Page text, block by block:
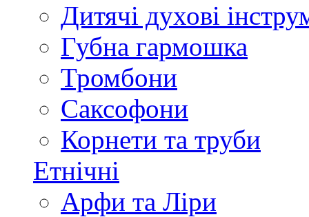
Дитячі духові
Губна гармошка
Тромбони
Саксофони
Корнети та труби
Етнічні
Арфи та Ліри